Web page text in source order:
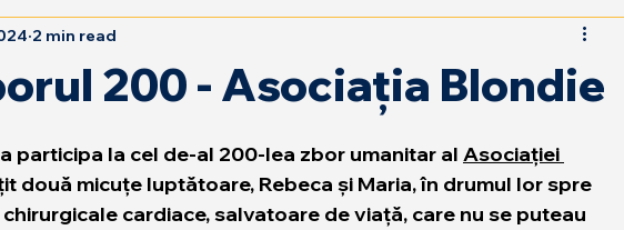
200 - Asociația Blondie
2 min read
participa la cel de-al 200-lea zbor umanitar al Asociației
două micuțe luptătoare, Rebeca și Maria, în drumul lor spre
cardiace, salvatoare de viață, care nu se puteau